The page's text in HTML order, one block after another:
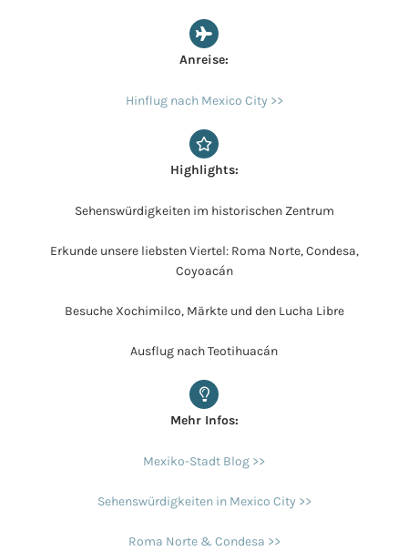
Anreise:
Hinflug nach Mexico City >>
Highlights:
Sehenswürdigkeiten im historischen Zentrum
Erkunde unsere liebsten Viertel: Roma Norte, Condesa,
Coyoacán
Besuche Xochimilco, Märkte und den Lucha Libre
Ausflug nach Teotihuacán
Mehr Infos:
Mexiko-Stadt Blog >>
Sehenswürdigkeiten in Mexico City >>
Roma Norte & Condesa >>